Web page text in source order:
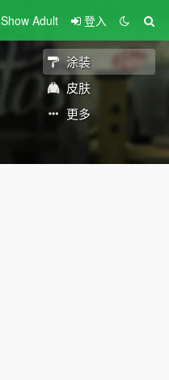
Show Adult 登入
涂装
皮肤
更多